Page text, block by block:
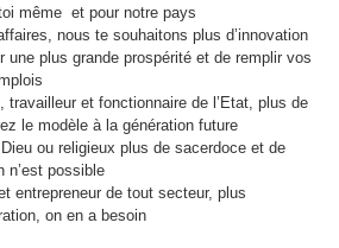
même et pour notre pays
nous te souhaitons plus d’innovation
une plus grande prospérité et de remplir vos
travailleur et fonctionnaire de l’Etat, plus de
le modèle à la génération future
ou religieux plus de sacerdoce et de
possible
entrepreneur de tout secteur, plus
on en a besoin